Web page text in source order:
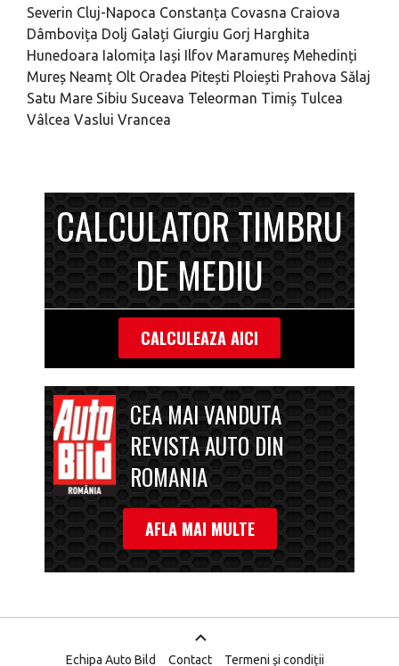
Severin Cluj-Napoca Constanța Covasna Craiova
Dâmbovița Dolj Galați Giurgiu Gorj Harghita
Hunedoara Ialomița Iași Ilfov Maramureș Mehedinți
Mureș Neamț Olt Oradea Pitești Ploiești Prahova Sălaj
Satu Mare Sibiu Suceava Teleorman Timiș Tulcea
Vâlcea Vaslui Vrancea
CALCULATOR TIMBRU
DE MEDIU
CALCULEAZA AICI
CEA MAI VANDUTA
REVISTA AUTO DIN
ROMANIA
AFLA MAI MULTE
Echipa Auto Bild Contact Termeni și condiții